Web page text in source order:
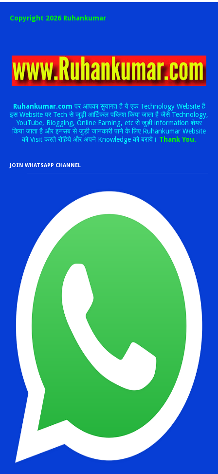
Copyright 2026 Ruhankumar
Ruhankumar.com पर आपका सुयागत है ये एक Technology Website है
इस Website पर Tech से जुड़ी आर्टिकल पब्लिश किया जाता है जैसे Technology,
YouTube, Blogging, Online Earning, etc से जुड़ी information शेयर
किया जाता है और इनसब से जुड़ी जानकारी पाने के लिए Ruhankumar Website
को Visit करते रोहिये और अपने Knowledge को बराये। Thank You.
JOIN WHATSAPP CHANNEL